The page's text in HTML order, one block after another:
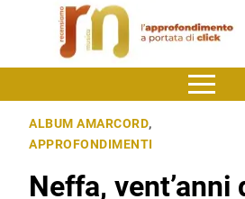
ALBUM AMARCORD,
APPROFONDIMENTI
Neffa, vent’anni